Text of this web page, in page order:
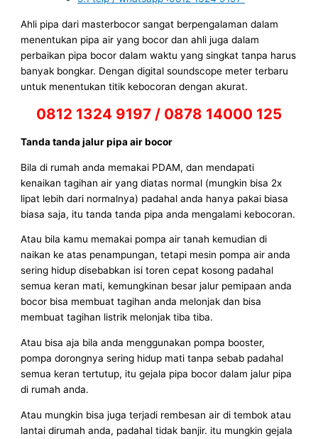
Ahli pipa dari masterbocor sangat berpengalaman dalam
menentukan pipa air yang bocor dan ahli juga dalam
perbaikan pipa bocor dalam waktu yang singkat tanpa harus
banyak bongkar. Dengan digital soundscope meter terbaru
untuk menentukan titik kebocoran dengan akurat.
0812 1324 9197 / 0878 14000 125
Tanda tanda jalur pipa air bocor
Bila di rumah anda memakai PDAM, dan mendapati
kenaikan tagihan air yang diatas normal (mungkin bisa 2x
lipat lebih dari normalnya) padahal anda hanya pakai biasa
biasa saja, itu tanda tanda pipa anda mengalami kebocoran.
Atau bila kamu memakai pompa air tanah kemudian di
naikan ke atas penampungan, tetapi mesin pompa air anda
sering hidup disebabkan isi toren cepat kosong padahal
semua keran mati, kemungkinan besar jalur pemipaan anda
bocor bisa membuat tagihan anda melonjak dan bisa
membuat tagihan listrik melonjak tiba tiba.
Atau bisa aja bila anda menggunakan pompa booster,
pompa dorongnya sering hidup mati tanpa sebab padahal
semua keran tertutup, itu gejala pipa bocor dalam jalur pipa
di rumah anda.
Atau mungkin bisa juga terjadi rembesan air di tembok atau
lantai dirumah anda, padahal tidak banjir. itu mungkin gejala